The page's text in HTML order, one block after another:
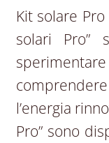
Kit solare
solari Pro”
sperimentare
l’energia
Pro” sono